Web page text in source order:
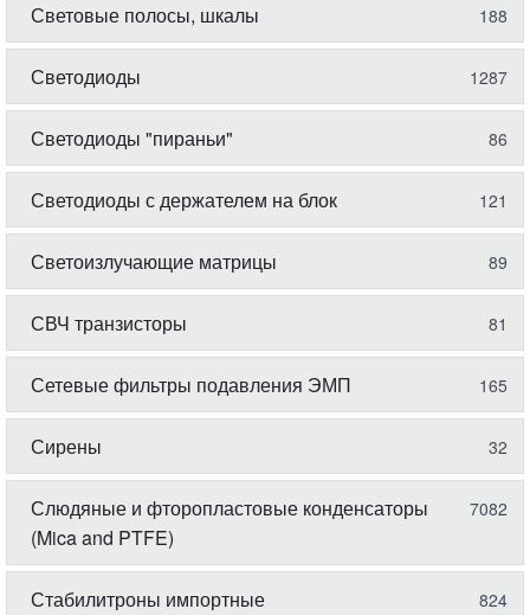
Световые полосы, шкалы 188
Светодиоды 1287
Светодиоды "пираньи" 86
Светодиоды с держателем на блок 121
Светоизлучающие матрицы 89
СВЧ транзисторы 81
Сетевые фильтры подавления ЭМП 165
Сирены 32
Слюдяные и фторопластовые конденсаторы
(Mica and PTFE)
7082
Стабилитроны импортные 824